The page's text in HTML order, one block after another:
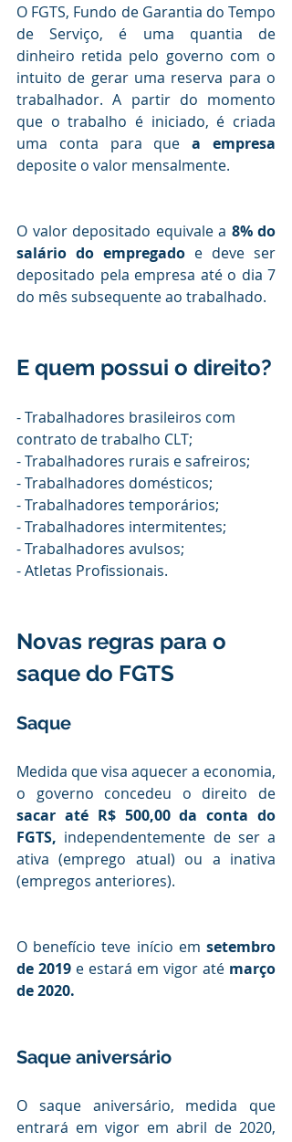
O FGTS, Fundo de Garantia do Tempo
de Serviço, é uma quantia de
dinheiro retida pelo governo com o
intuito de gerar uma reserva para o
trabalhador. A partir do momento
que o trabalho é iniciado, é criada
uma conta para que
deposite o valor mensalmente.
O valor depositado equivale a 8% do
salário do empregado e deve ser
depositado pela empresa até o dia 7
do mês subsequente ao trabalhado.
E quem possui o direito?
- Trabalhadores brasileiros com
contrato de trabalho CLT;
- Trabalhadores rurais e safreiros;
- Trabalhadores domésticos;
- Trabalhadores temporários;
- Trabalhadores intermitentes;
- Trabalhadores avulsos;
- Atletas Profissionais.
Novas regras para o
saque do FGTS
Saque
Medida que visa aquecer a economia,
o governo concedeu o direito de
sacar até R$ 500,00 da conta do
FGTS, independentemente de ser a
ativa (emprego atual) ou a inativa
(empregos anteriores).
O benefício teve início em setembro
de 2019 e estará em vigor até março
de 2020.
Saque aniversário
O saque aniversário, medida que
entrará em vigor em abril de 2020,